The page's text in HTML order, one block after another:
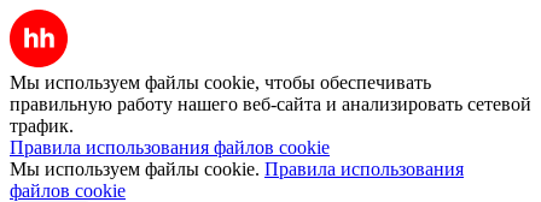
Мы используем файлы cookie, чтобы обеспечивать
правильную работу нашего веб-сайта и анализировать сетевой
трафик.
Правила использования файлов cookie
Мы используем файлы cookie. Правила использования
файлов cookie